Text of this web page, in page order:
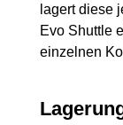
lagert diese
Evo Shuttle
einzelnen